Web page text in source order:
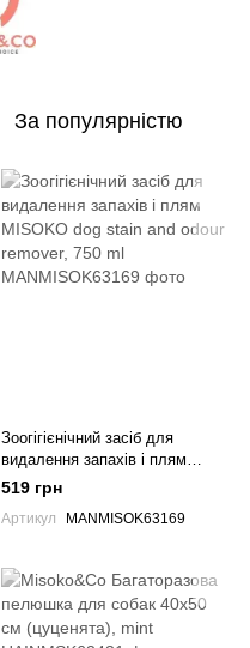
За популярністю
Зоогігієнічний засіб для
видалення запахів і плям
MISOKO dog stain and odour
remover, 750 ml
519 грн
Артикул MANMISOK63169